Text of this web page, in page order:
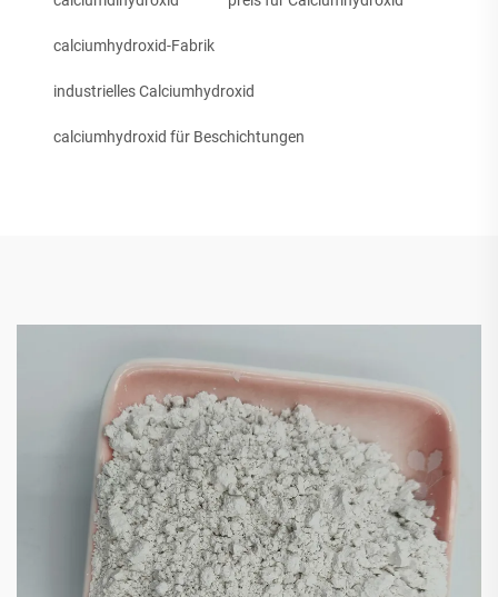
calciumhydroxid-Fabrik
industrielles Calciumhydroxid
calciumhydroxid für Beschichtungen